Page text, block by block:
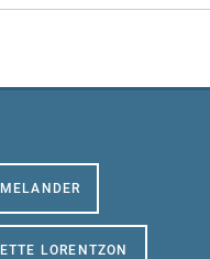
LORENTZON